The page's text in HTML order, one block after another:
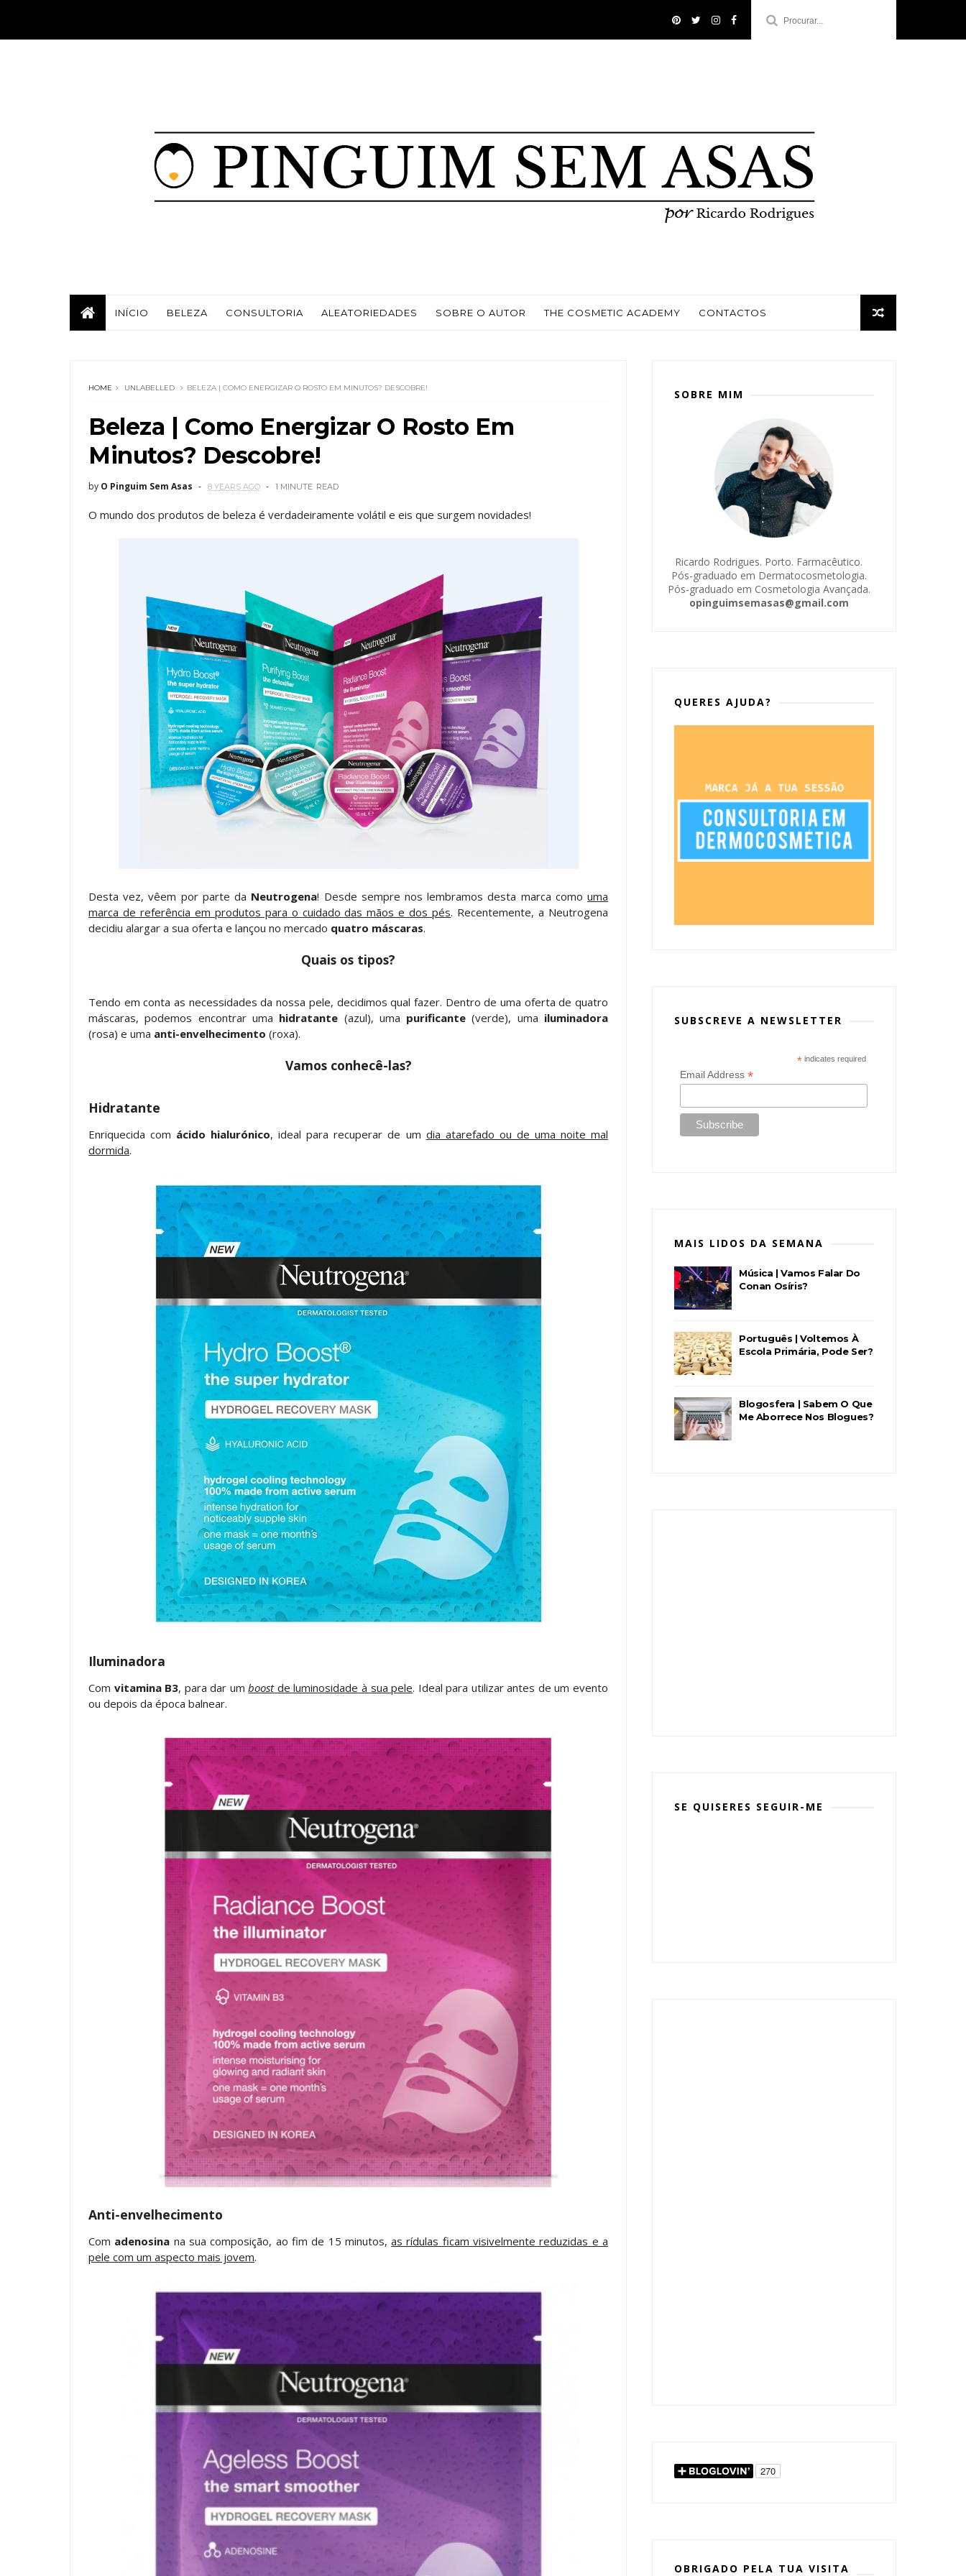
INÍCIO BELEZA CONSULTORIA ALEATORIEDADES SOBRE O AUTOR THE COSMETIC ACADEMY CONTACTOS
HOME UNLABELLED BELEZA | COMO ENERGIZAR O ROSTO EM MINUTOS? DESCOBRE!
Beleza | Como Energizar O Rosto Em
Minutos? Descobre!
by O Pinguim Sem Asas 8 YEARS AGO 1 MINUTE READ
O mundo dos produtos de beleza é verdadeiramente volátil e eis que surgem novidades!
Desta vez, vêem por parte da Neutrogena! Desde sempre nos lembramos desta marca comouma
marca de referência em produtos para o cuidado das mãos e dos pés. Recentemente, a Neutrogena
decidiu alargar a sua oferta e lançou no mercado quatro máscaras.
Quais os tipos?
Tendo em conta as necessidades da nossa pele, decidimos qual fazer. Dentro de uma oferta de quatro
máscaras, podemos encontrar uma hidratante (azul), uma purificante (verde), uma iluminadora
(rosa) e uma anti-envelhecimento (roxa).
Vamos conhecê-las?
Hidratante
Enriquecida com ácido hialurónico, ideal para recuperar de um dia atarefado ou de uma noite mal
dormida.
Iluminadora
Com vitamina B3, para dar umboostde luminosidade à sua pele. Ideal para utilizar antes de um evento
ou depois da época balnear.
Anti-envelhecimento
Com adenosina na sua composição, ao fim de 15 minutos,as rídulas ficam visivelmente reduzidas e a
pele com um aspecto mais jovem.
SOBRE MIM
Ricardo Rodrigues. Porto. Farmacêutico.
Pós-graduado em Dermatocosmetologia.
Pós-graduado em Cosmetologia Avançada.
opinguimsemasas@gmail.com
QUERES AJUDA?
SUBSCREVE A NEWSLETTER
* indicates required
Email Address*
MAIS LIDOS DA SEMANA
Música | Vamos Falar Do
Conan Osíris?
Português | Voltemos À
Escola Primária, Pode Ser?
Blogosfera | Sabem O Que
Me Aborrece Nos Blogues?
SE QUISERES SEGUIR-ME
OBRIGADO PELA TUA VISITA